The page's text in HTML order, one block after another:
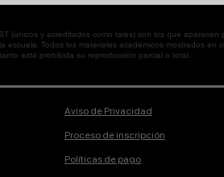
(únicos y acreditados como tales) son los que
Todos los materiales académicos mostrados
está prohibida su reproducción parcial o total.
Aviso de Privacidad
Proceso de inscripción
Políticas de pago